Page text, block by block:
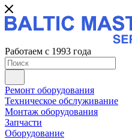
Работаем с 1993 года
Ремонт оборудования
Техническое обслуживание
Монтаж оборудования
Запчасти
Оборудование